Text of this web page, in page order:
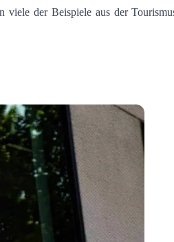
viele der Beispiele aus der